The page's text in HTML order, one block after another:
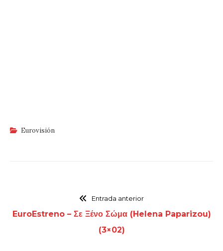
Eurovisión
Entrada anterior
EuroEstreno – Σε Ξένο Σώμα (Helena Paparizou)
(3×02)